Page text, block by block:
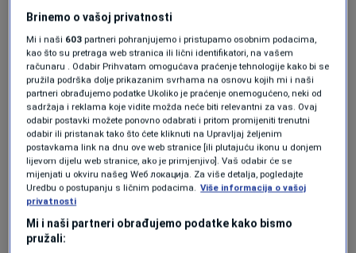
U "smrtnoj opasnosti" nekada
najveća crkva na svijetu i džamija
KULTURA|14. jun.
Ispod plinskog polja u srcu Evrope
nalazi se jedno od najvećih nalazišta
litijuma na Zemlji: 43 miliona tona,
500.000 baterija, milijarde dolara
profita...
EKONOMIJA|14. jun.
Sjeme je prikupljeno u martu i poslano u
Milenijumsku banku sjemena u Kewu u
Engleskoj, gdje su prve sadnice već proklijale.
Brinemo o vašoj privatnosti
Mi i naši 603 partneri pohranjujemo i pristupamo osobnim podacima,
kao što su pretraga web stranica ili lični identifikatori, na vašem
računaru . Odabir Prihvatam omogućava praćenje tehnologije kako bi se
pružila podrška dolje prikazanim svrhama na osnovu kojih mi i naši
partneri obrađujemo podatke Ukoliko je praćenje onemogućeno, neki od
sadržaja i reklama koje vidite možda neće biti relevantni za vas. Ovaj
odabir postavki možete ponovno odabrati i pritom promijeniti trenutni
odabir ili pristanak tako što ćete kliknuti na Upravljaj željenim
postavkama link na dnu ove web stranice [ili plutajuću ikonu u donjem
lijevom dijelu web stranice, ako je primjenjivo]. Vaš odabir će se
mijenjati u okviru našeg Wеб локација. Za više detalja, pogledajte
Uredbu o postupanju s ličnim podacima. Više informacija o vašoj
privatnosti
Mi i naši partneri obrađujemo podatke kako bismo
pružali: